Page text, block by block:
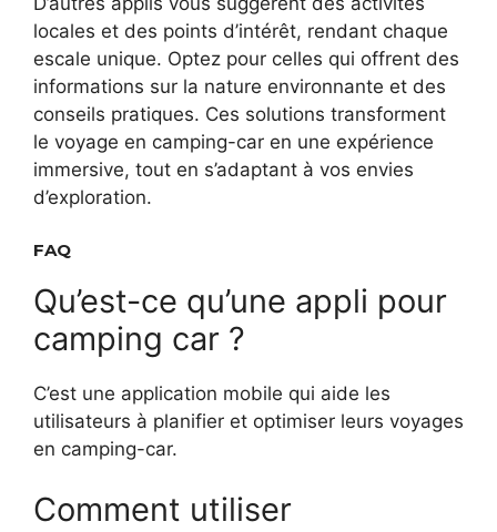
locales et des points d’intérêt, rendant chaque
escale unique. Optez pour celles qui offrent des
informations sur la nature environnante et des
conseils pratiques. Ces solutions transforment
le voyage en camping-car en une expérience
immersive, tout en s’adaptant à vos envies
d’exploration.
FAQ
Qu’est-ce qu’une appli pour
camping car ?
C’est une application mobile qui aide les
utilisateurs à planifier et optimiser leurs voyages
en camping-car.
Comment utiliser